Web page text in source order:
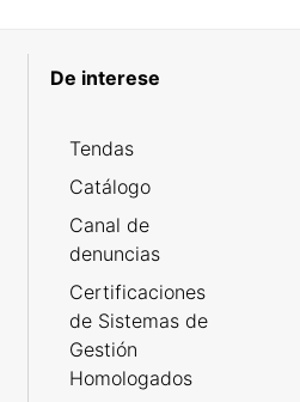
De interese
Tendas
Catálogo
Canal de
denuncias
Certificaciones
de Sistemas de
Gestión
Homologados